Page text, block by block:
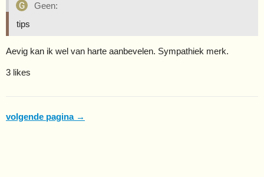
Geen:
tips
Aevig kan ik wel van harte aanbevelen. Sympathiek merk.
3 likes
volgende pagina →